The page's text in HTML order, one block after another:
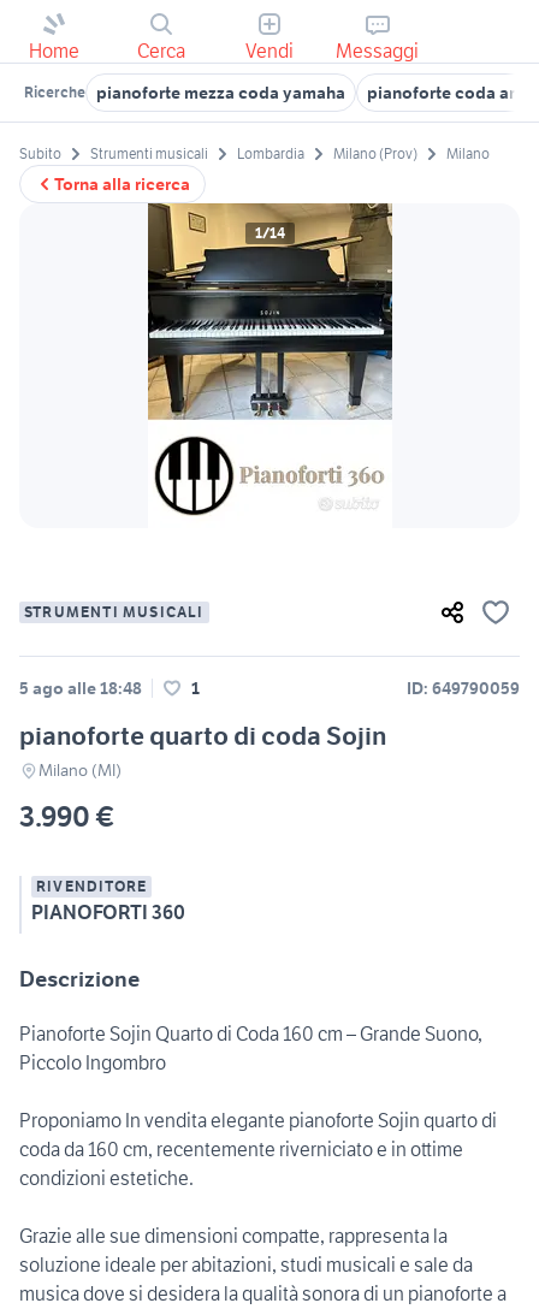
Home Cerca Vendi Messaggi
Ricerche pianoforte mezza coda yamaha pianoforte coda
Torna alla ricerca
Subito Strumenti musicali Lombardia Milano (Prov) Milano
1/14
STRUMENTI MUSICALI
5 ago alle 18:48 1 ID: 649790059
pianoforte quarto di coda Sojin
Milano (MI)
3.990 €
RIVENDITORE
PIANOFORTI 360
Descrizione
Pianoforte Sojin Quarto di Coda 160 cm – Grande Suono,
Piccolo Ingombro
Proponiamo In vendita elegante pianoforte Sojin quarto di
coda da 160 cm, recentemente riverniciato e in ottime
condizioni estetiche.
Grazie alle sue dimensioni compatte, rappresenta la
soluzione ideale per abitazioni, studi musicali e sale da
musica dove si desidera la qualità sonora di un pianoforte a